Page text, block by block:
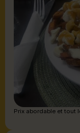
Prix abordable et tout